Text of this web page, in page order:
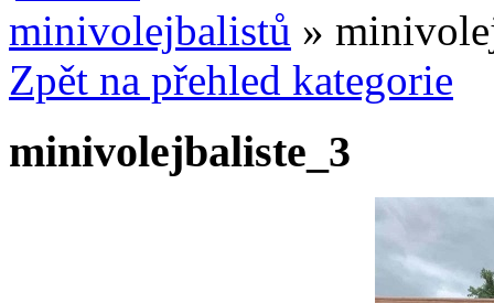
minivolejbalistů »
Zpět na přehled kategorie
minivolejbaliste_3